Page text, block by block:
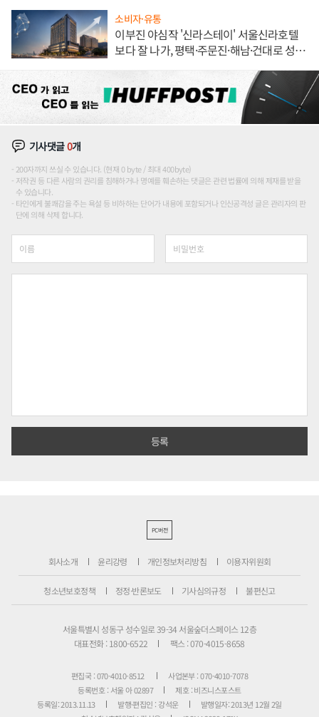
소비자·유통
이부진 야심작 '신라스테이' 서울신라호텔
보다 잘 나가, 평택·주문진·해남·건대로 성
기사댓글0개
200자까지 쓰실 수 있습니다. (현재 0 byte / 최대 400byte)
저작권 등 다른 사람의 권리를 침해하거나 명예를 훼손하는 댓글은 관련 법률에 의해 제재를 받을
수 있습니다.
타인에게 불쾌감을 주는 욕설 등 비하하는 단어가 내용에 포함되거나 인신공격성 글은 관리자의 판
단에 의해 삭제 합니다.
PC버전
회사소개 윤리강령 개인정보처리방침 이용자위원회
청소년보호정책 정정·반론보도 기사심의규정 불편신고
서울특별시 성동구 성수일로 39-34 서울숲더스페이스 12층
대표전화 : 1800-6522
팩스 : 070-4015-8658
편집국 : 070-4010-8512
사업본부 : 070-4010-7078
등록번호 : 서울 아 02897
제호 : 비즈니스포스트
등록일: 2013.11.13
발행·편집인 : 강석운
발행일자: 2013년 12월 2일